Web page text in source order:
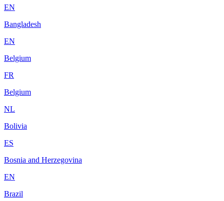
EN
Bangladesh
EN
Belgium
FR
Belgium
NL
Bolivia
ES
Bosnia and Herzegovina
EN
Brazil